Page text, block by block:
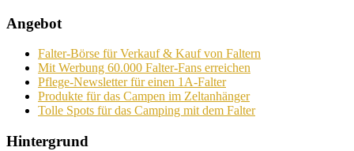
Angebot
Falter-Börse für Verkauf & Kauf von Faltern
Mit Werbung 60.000 Falter-Fans erreichen
Pflege-Newsletter für einen 1A-Falter
Produkte für das Campen im Zeltanhänger
Tolle Spots für das Camping mit dem Falter
Hintergrund